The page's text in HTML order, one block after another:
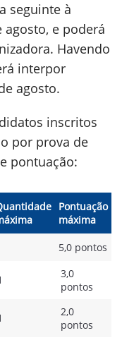
seguinte à
agosto, e poderá
Havendo
interpor
agosto.
inscritos
por prova de
pontuação:
Pontuação
máxima
5,0 pontos
3,0
pontos
2,0
pontos